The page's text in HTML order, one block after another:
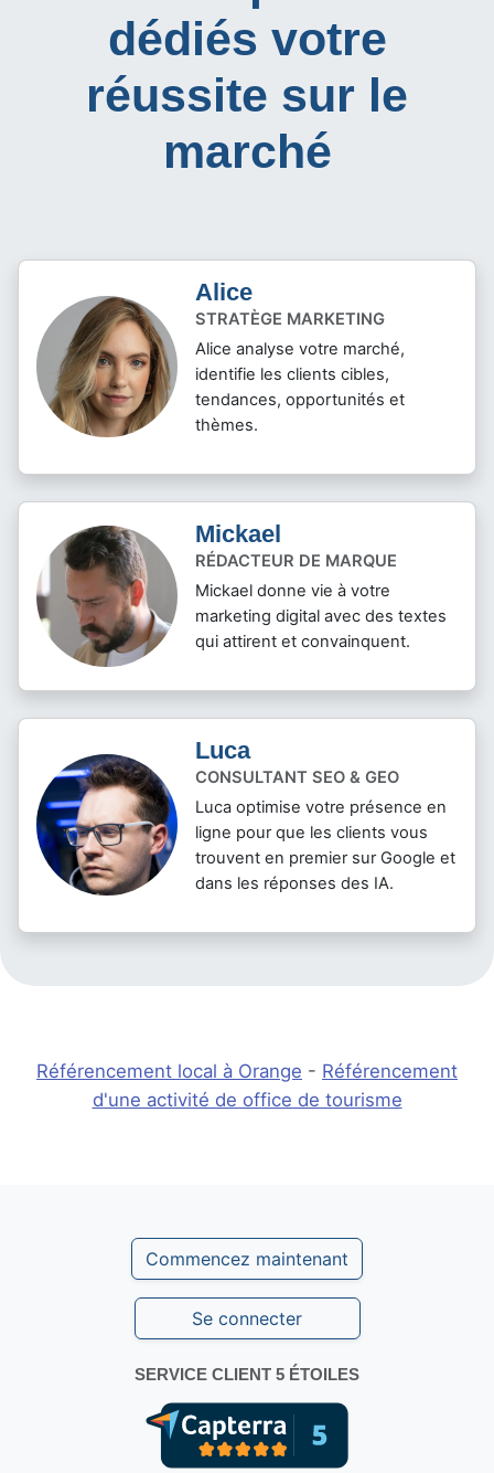
dédiés votre
réussite sur le
marché
Alice
STRATÈGE MARKETING
Alice analyse votre marché,
identifie les clients cibles,
tendances, opportunités et
thèmes.
Mickael
RÉDACTEUR DE MARQUE
Mickael donne vie à votre
marketing digital avec des textes
qui attirent et convainquent.
Luca
CONSULTANT SEO & GEO
Luca optimise votre présence en
ligne pour que les clients vous
trouvent en premier sur Google et
dans les réponses des IA.
Référencement local à Orange - Référencement
d'une activité de office de tourisme
Commencez maintenant
Se connecter
SERVICE CLIENT 5 ÉTOILES